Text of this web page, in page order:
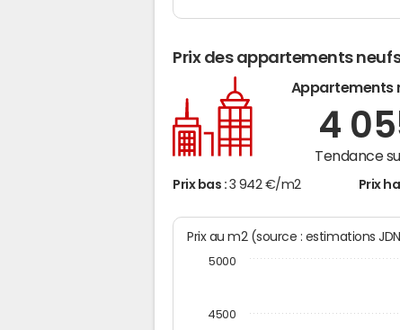
Prix des appartements
Appartements
4
Tendance
Prix bas : 3 942 €/m2 Prix
Prix au m2 (source : estimations
4500
5000